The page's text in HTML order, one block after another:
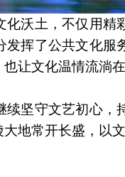
化沃土，不仅用
发挥了公共文化
让文化温情流淌
续坚守文艺初心
地常开长盛，以